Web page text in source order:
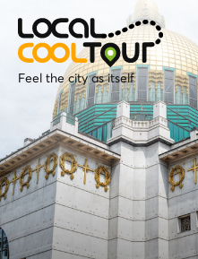
Feel the city as itself